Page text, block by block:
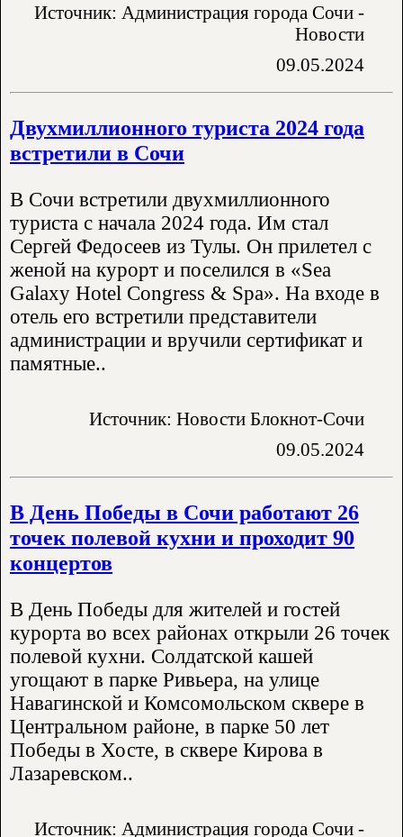
Источник: Администрация города Сочи -
Новости
09.05.2024
Двухмиллионного туриста 2024 года
встретили в Сочи
В Сочи встретили двухмиллионного
туриста с начала 2024 года. Им стал
Сергей Федосеев из Тулы. Он прилетел с
женой на курорт и поселился в «Sea
Galaxy Hotel Congress & Spa». На входе в
отель его встретили представители
администрации и вручили сертификат и
памятные..
Источник: Новости Блокнот-Сочи
09.05.2024
В День Победы в Сочи работают 26
точек полевой кухни и проходит 90
концертов
В День Победы для жителей и гостей
курорта во всех районах открыли 26 точек
полевой кухни. Солдатской кашей
угощают в парке Ривьера, на улице
Навагинской и Комсомольском сквере в
Центральном районе, в парке 50 лет
Победы в Хосте, в сквере Кирова в
Лазаревском..
Источник: Администрация города Сочи -